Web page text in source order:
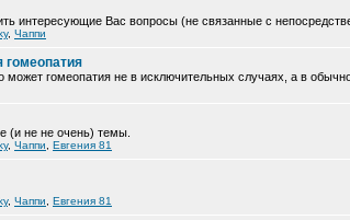
интересующие Вас вопросы (не связанные с
, Чаппи
гомеопатия
гомеопатия не в исключительных случаях, а в
(и не не очень) темы.
, Чаппи Евгения 81
, Чаппи Евгения 81